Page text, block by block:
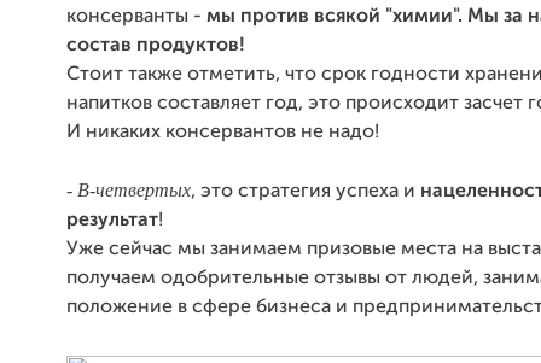
консерванты - мы против всякой "химии". Мы за
состав продуктов!
Стоит также отметить, что срок годности
напитков составляет год, это происходит засчет
И никаких консервантов не надо!
- В-четвертых, это стратегия успеха и
результат!
Уже сейчас мы занимаем призовые места на
получаем одобрительные отзывы от людей,
положение в сфере бизнеса и